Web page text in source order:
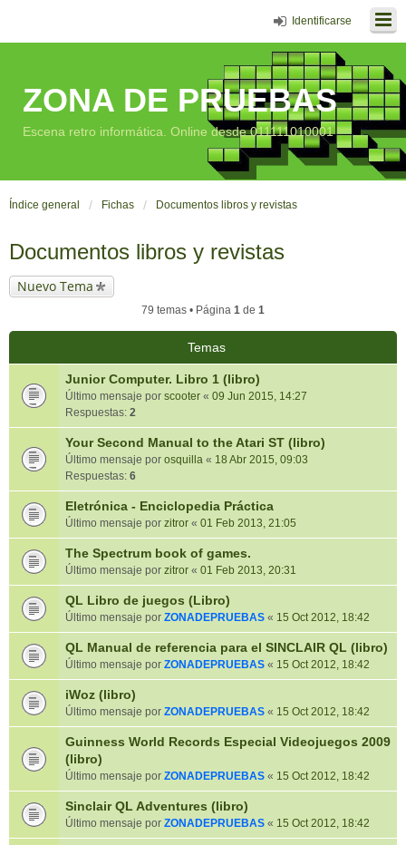
Identificarse
ZONA DE PRUEBAS
Escena retro informática. Online desde 011111010001
Índice general Fichas Documentos libros y revistas
Documentos libros y revistas
Nuevo Tema
79 temas • Página 1 de 1
Temas
Junior Computer. Libro 1 (libro)
Último mensaje por scooter « 09 Jun 2015, 14:27
Respuestas: 2
Your Second Manual to the Atari ST (libro)
Último mensaje por osquilla « 18 Abr 2015, 09:03
Respuestas: 6
Eletrónica - Enciclopedia Práctica
Último mensaje por zitror « 01 Feb 2013, 21:05
The Spectrum book of games.
Último mensaje por zitror « 01 Feb 2013, 20:31
QL Libro de juegos (Libro)
Último mensaje por ZONADEPRUEBAS « 15 Oct 2012, 18:42
QL Manual de referencia para el SINCLAIR QL (libro)
Último mensaje por ZONADEPRUEBAS « 15 Oct 2012, 18:42
iWoz (libro)
Último mensaje por ZONADEPRUEBAS « 15 Oct 2012, 18:42
Guinness World Records Especial Videojuegos 2009
(libro)
Último mensaje por ZONADEPRUEBAS « 15 Oct 2012, 18:42
Sinclair QL Adventures (libro)
Último mensaje por ZONADEPRUEBAS « 15 Oct 2012, 18:42